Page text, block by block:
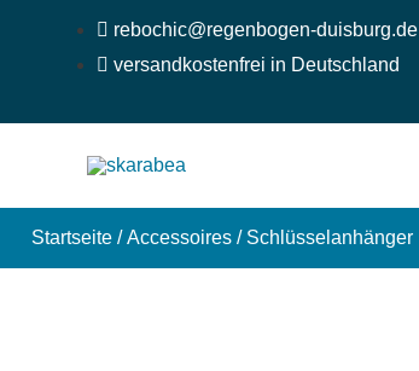
rebochic@regenbogen-duisburg.de
versandkostenfrei in Deutschland
Startseite /Accessoires / Schlüsselanhänger